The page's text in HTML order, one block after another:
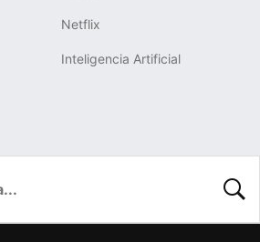
Netflix
Inteligencia Artificial